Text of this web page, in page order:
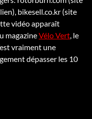
bikesell.co.kr (site
vidéo apparaît
magazineVélo Vert, le
vraiment une
dépasser les 10